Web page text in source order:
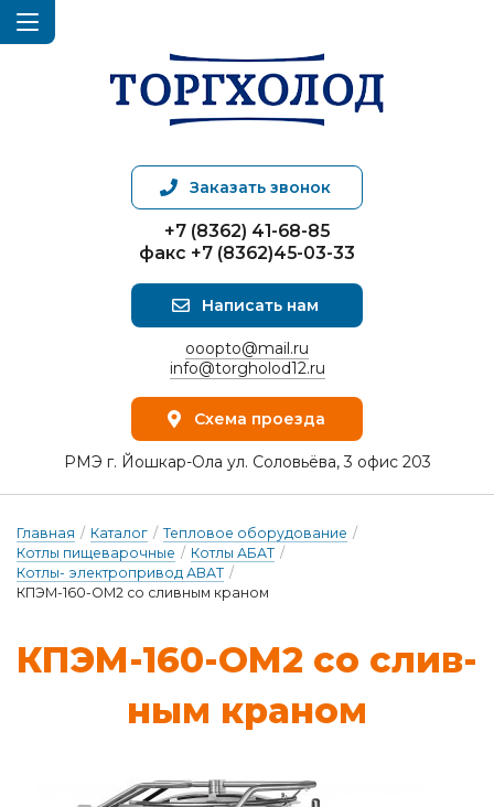
Заказать звонок
+7 (8362) 41-68-85
факс +7 (8362)45-03-33
Написать нам
ooopto@mail.ru
info@torgholod12.ru
Схема проезда
РМЭ г. Йошкар-Ола ул. Соловьёва, 3 офис 203
Главная / Каталог / Тепловое оборудование /
Котлы пищеварочные / Котлы АБАТ /
Котлы- электропривод АВАТ /
КПЭМ-160-ОМ2 со сливным краном
КПЭМ-160-ОМ2 со слив­
ным кра­ном